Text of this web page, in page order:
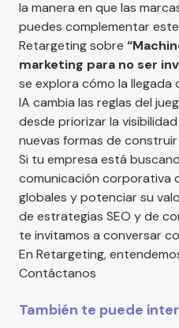
la manera en que las
puedes complementar
Retargeting sobre
marketing para no ser
se explora cómo la
IA cambia las reglas del
desde priorizar la
nuevas formas de
Si tu empresa está
comunicación corporativa
globales y potenciar su
de estrategias SEO y de
te invitamos a conversar
En Retargeting,
Contáctanos
También te puede